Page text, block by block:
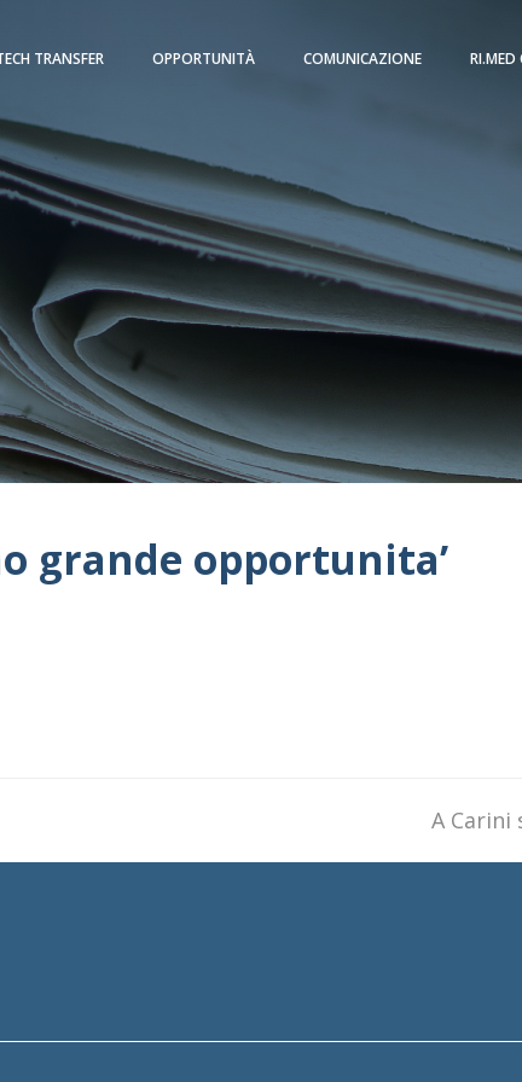
TRANSFER OPPORTUNITÀ COMUNICAZIONE RI.MED
grande opportunita’
next
post:
A Carini